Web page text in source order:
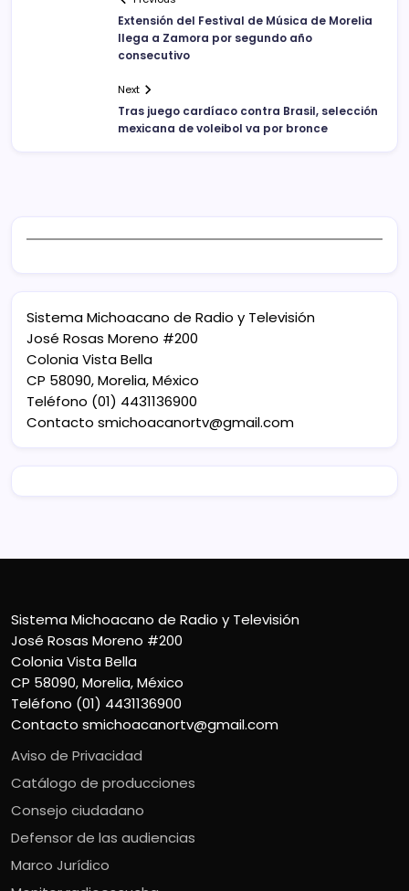
Extensión del Festival de Música de Morelia
llega a Zamora por segundo año
consecutivo
Next
Tras juego cardíaco contra Brasil, selección
mexicana de voleibol va por bronce
Sistema Michoacano de Radio y Televisión
José Rosas Moreno #200
Colonia Vista Bella
CP 58090, Morelia, México
Teléfono (01) 4431136900
Contacto smichoacanortv@gmail.com
Sistema Michoacano de Radio y Televisión
José Rosas Moreno #200
Colonia Vista Bella
CP 58090, Morelia, México
Teléfono (01) 4431136900
Contacto smichoacanortv@gmail.com
Aviso de Privacidad
Catálogo de producciones
Consejo ciudadano
Defensor de las audiencias
Marco Jurídico